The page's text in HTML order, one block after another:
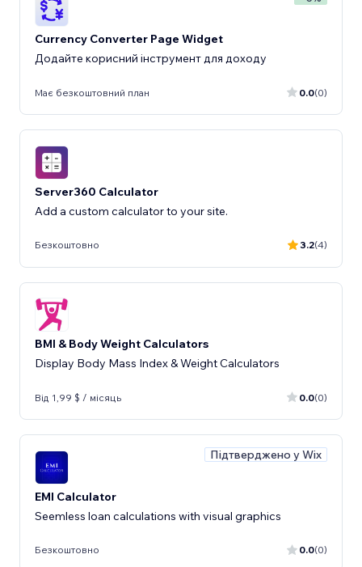
Currency Converter Page Widget
Додайте корисний інструмент для доходу
Має безкоштовний план 0.0(0)
Server360 Calculator
Add a custom calculator to your site.
Безкоштовно 3.2(4)
BMI & Body Weight Calculators
Display Body Mass Index & Weight Calculators
Від 1,99 $ / місяць 0.0(0)
Підтверджено у Wix
EMI Calculator
Seemless loan calculations with visual graphics
Безкоштовно 0.0(0)